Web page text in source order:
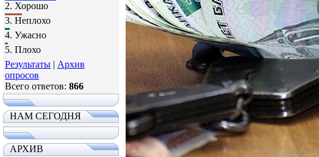
2. Хорошо
3. Неплохо
4. Ужасно
5. Плохо
Результаты | Архив
опросов
Всего ответов: 866
НАМ СЕГОДНЯ
АРХИВ